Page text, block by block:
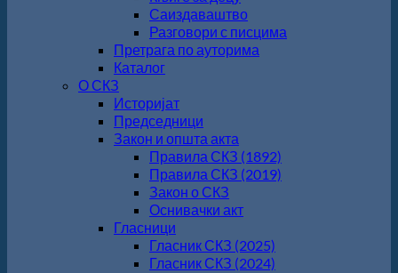
Саиздаваштво
Разговори с писцима
Претрага по ауторима
Каталог
О СКЗ
Историјат
Председници
Закон и општа акта
Правила СКЗ (1892)
Правила СКЗ (2019)
Закон о СКЗ
Оснивачки акт
Гласници
Гласник СКЗ (2025)
Гласник СКЗ (2024)